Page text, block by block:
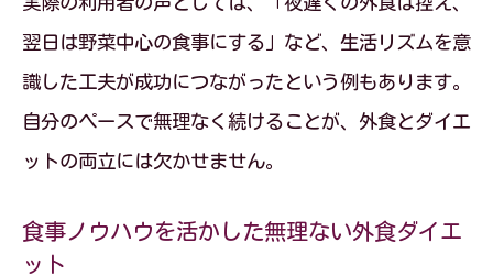
翌日は野菜中心の食事にする」など、生活リズムを意
識した工夫が成功につながったという例もあります。
自分のペースで無理なく続けることが、外食とダイエ
ットの両立には欠かせません。
食事ノウハウを活かした無理ない外食ダイエ
ット